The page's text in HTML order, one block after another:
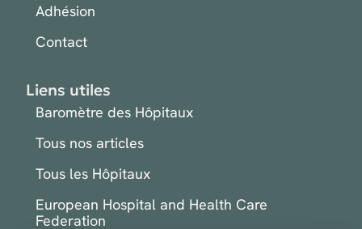
Adhésion
Contact
Liens utiles
Baromètre des Hôpitaux
Tous nos articles
Tous les Hôpitaux
European Hospital and Health Care
Federation